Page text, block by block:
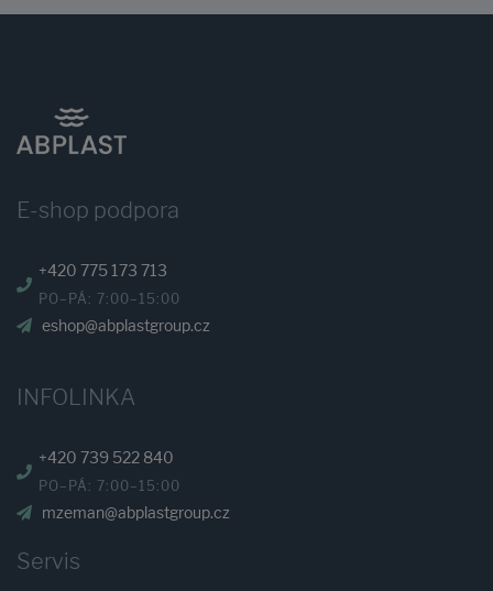
E-shop podpora
+420 775 173 713
PO–PÁ: 7:00–15:00
eshop@abplastgroup.cz
INFOLINKA
+420 739 522 840
PO–PÁ: 7:00–15:00
mzeman@abplastgroup.cz
Servis